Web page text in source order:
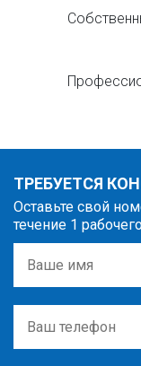
ТРЕБУЕТСЯ
Оставьте свой
течение 1